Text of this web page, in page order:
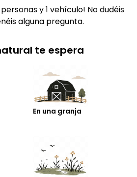
y 1 vehículo! No dudéis
alguna pregunta.
te espera
En una granja